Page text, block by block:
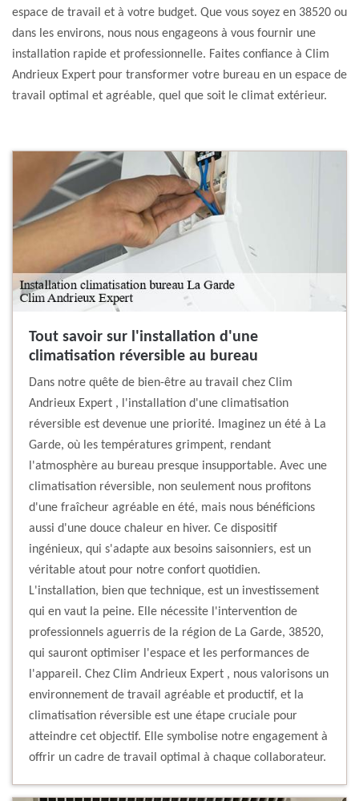
espace de travail et à votre budget. Que vous soyez en 38520 ou
dans les environs, nous nous engageons à vous fournir une
installation rapide et professionnelle. Faites confiance à Clim
Andrieux Expert pour transformer votre bureau en un espace de
travail optimal et agréable, quel que soit le climat extérieur.
Tout savoir sur l'installation d'une
climatisation réversible au bureau
Dans notre quête de bien-être au travail chez Clim
Andrieux Expert , l'installation d'une climatisation
réversible est devenue une priorité. Imaginez un été à La
Garde, où les températures grimpent, rendant
l'atmosphère au bureau presque insupportable. Avec une
climatisation réversible, non seulement nous profitons
d'une fraîcheur agréable en été, mais nous bénéficions
aussi d'une douce chaleur en hiver. Ce dispositif
ingénieux, qui s'adapte aux besoins saisonniers, est un
véritable atout pour notre confort quotidien.
L'installation, bien que technique, est un investissement
qui en vaut la peine. Elle nécessite l'intervention de
professionnels aguerris de la région de La Garde, 38520,
qui sauront optimiser l'espace et les performances de
l'appareil. Chez Clim Andrieux Expert , nous valorisons un
environnement de travail agréable et productif, et la
climatisation réversible est une étape cruciale pour
atteindre cet objectif. Elle symbolise notre engagement à
offrir un cadre de travail optimal à chaque collaborateur.